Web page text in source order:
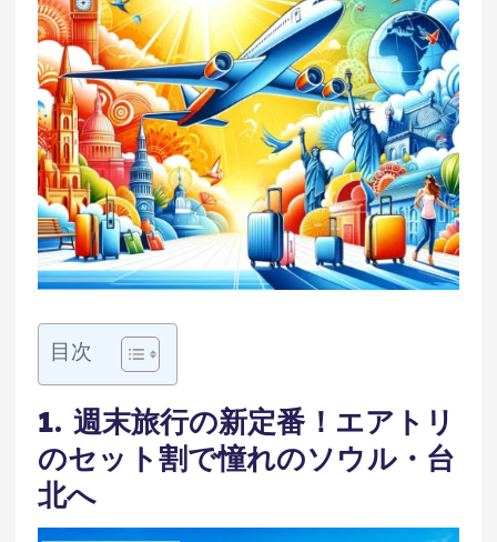
目次
1. 週末旅行の新定番！エアトリ
のセット割で憧れのソウル・台
北へ